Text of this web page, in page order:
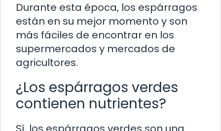
Durante esta época, los espárragos
están en su mejor momento y son
más fáciles de encontrar en los
supermercados y mercados de
agricultores.
¿Los espárragos verdes
contienen nutrientes?